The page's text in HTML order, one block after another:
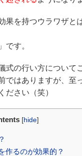
果を持つウラワザと
です。
式の行い方について
ではありますが、至
ださい（笑）
[hide]
作るのが効果的？